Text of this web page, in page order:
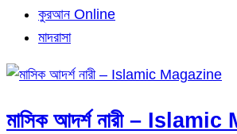
কুরআন Online
মাদরাসা
মাসিক আদর্শ নারী –